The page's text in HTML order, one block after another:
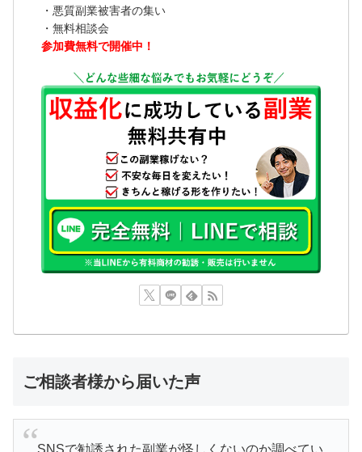
・悪質副業被害者の集い
・無料相談会
参加費無料で開催中！
ご相談者様から届いた声
SNSで勧誘された副業が怪しくないのか調べてい